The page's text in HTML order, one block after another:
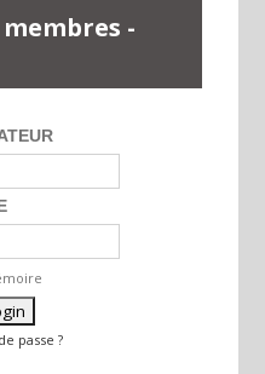
membres -
passe ?